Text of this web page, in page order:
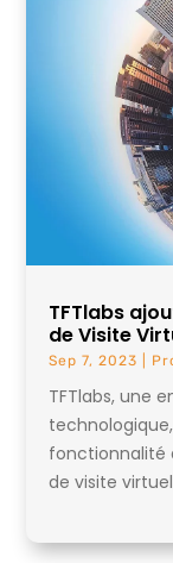
TFTlabs
de Visite
Sep 7, 2023
TFTlabs, une
fonctionnalité
de visite